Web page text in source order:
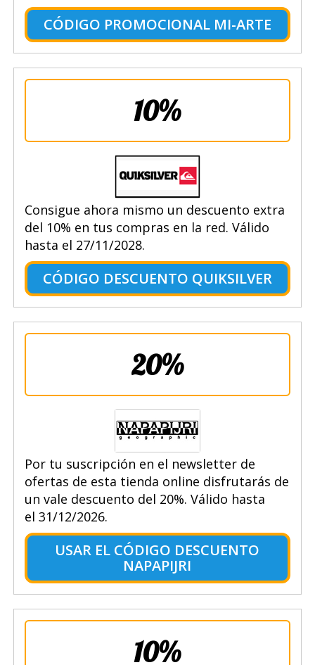
CÓDIGO PROMOCIONAL MI-ARTE
10%
Consigue ahora mismo un descuento extra
del 10% en tus compras en la red. Válido
hasta el 27/11/2028.
CÓDIGO DESCUENTO QUIKSILVER
20%
Por tu suscripción en el newsletter de
ofertas de esta tienda online disfrutarás de
un vale descuento del 20%. Válido hasta
el 31/12/2026.
USAR EL CÓDIGO DESCUENTO
NAPAPIJRI
10%